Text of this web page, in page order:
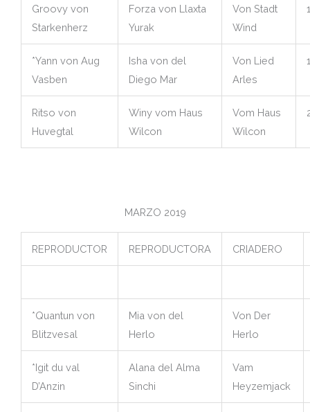
Groovy von
Starkenherz
Forza von Llaxta
Yurak
Von Stadt
Wind
*Yann von Aug
Vasben
Isha von del
Diego Mar
Von Lied
Arles
Ritso von
Huvegtal
Winy vom Haus
Wilcon
Vom Haus
Wilcon
MARZO 2019
REPRODUCTOR REPRODUCTORA CRIADERO
*Quantun von
Blitzvesal
Mia von del
Herlo
Von Der
Herlo
*Igit du val
D’Anzin
Alana del Alma
Sinchi
Vam
Heyzemjack